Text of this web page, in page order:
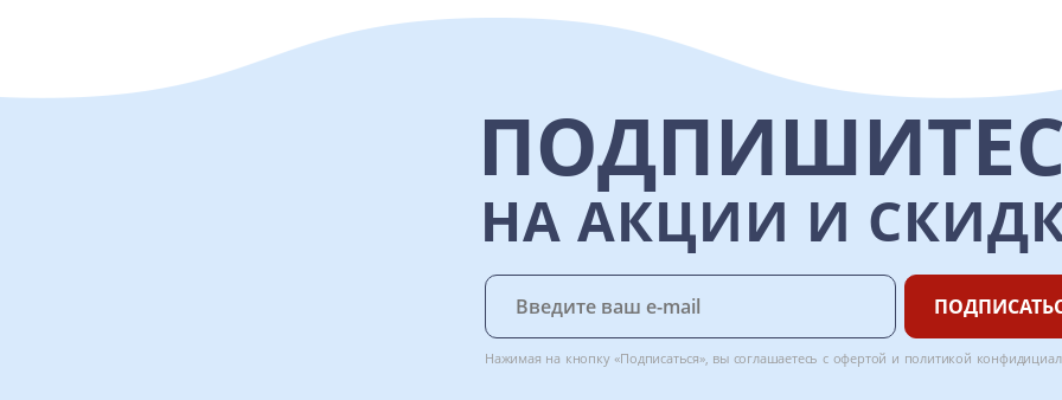
НА АКЦИИ И
Нажимая на кнопку «Подписаться», вы соглашаетесь с офертой и политикой